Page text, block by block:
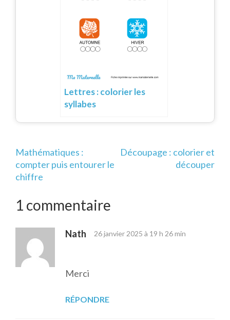
Lettres : colorier les
syllabes
Navigation
de
l’article
Mathématiques :
compter puis entourer le
chiffre
Découpage : colorier et
découper
1 commentaire
Nath 26 janvier 2025 à 19 h 26 min
Merci
RÉPONDRE